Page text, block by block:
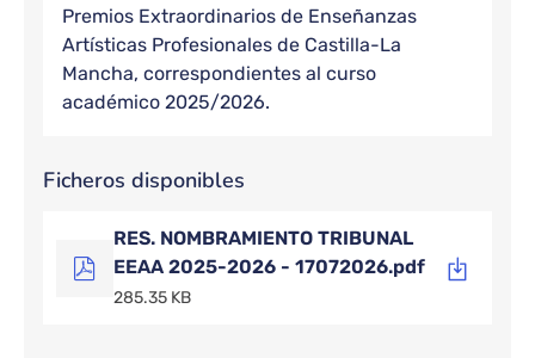
Premios Extraordinarios de Enseñanzas
Artísticas Profesionales de Castilla-La
Mancha, correspondientes al curso
académico 2025/2026.
Ficheros disponibles
RES. NOMBRAMIENTO TRIBUNAL
EEAA 2025-2026 - 17072026.pdf
285.35 KB